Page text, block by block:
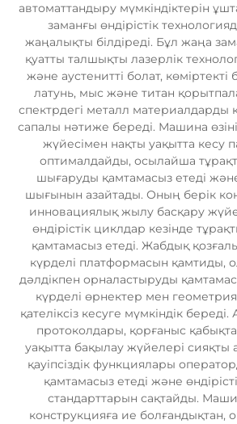
автоматтандыру мүмкіндіктерін
заманғы өндірістік
жаңалықты білдіреді. Бұл жаңа
қуатты талшықты лазерлік
және аустенитті болат,
латунь, мыс және титан
спектрдегі металл материалдарды
сапалы нәтиже береді. Машина
жүйесімен нақты уақытта кесу
оптималдайды, осылайша
шығаруды қамтамасыз етеді
шығынын азайтады. Оның берік
инновациялық жылу басқару
өндірістік циклдар кезінде
қамтамасыз етеді. Жабдық
күрделі платформасын қамтиды,
дәлдікпен орналастыруды
күрделі өрнектер мен
қателіксіз кесуге мүмкіндік
протоколдары, қорғаныс
уақытта бақылау жүйелері сияқты
қауіпсіздік функциялары
қамтамасыз етеді және
стандарттарын сақтайды.
конструкцияға ие болғандықтан,